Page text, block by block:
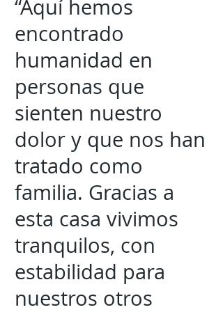
“Aquí hemos
encontrado
humanidad en
personas que
sienten nuestro
dolor y que nos han
tratado como
familia. Gracias a
esta casa vivimos
tranquilos, con
estabilidad para
nuestros otros